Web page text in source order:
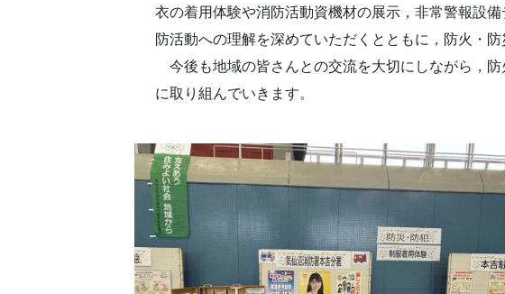
衣の着用体験や消防活動資機材の展示，非常警報設
防活動への理解を深めていただくとともに，防火・
今後も地域の皆さんとの交流を大切にしながら，
に取り組んでいきます。